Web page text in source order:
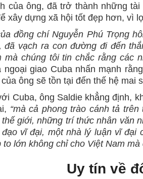
của ông, đã trở thành những
xây dựng xã hội tốt đẹp hơn, vì
đồng chí Nguyễn Phú Trọng
đã vạch ra con đường đi đến
mà chúng tôi tin chắc rằng các
ngoại giao Cuba nhấn mạnh
ông sẽ tồn tại đến thế hệ mai
Cuba, ông Saldie khẳng định,
“mà cả phong trào cánh tả
giới, những trí thức nhân văn
vĩ đại, một nhà lý luận vĩ đại
to lớn không chỉ cho Việt Nam mà
Uy tín về